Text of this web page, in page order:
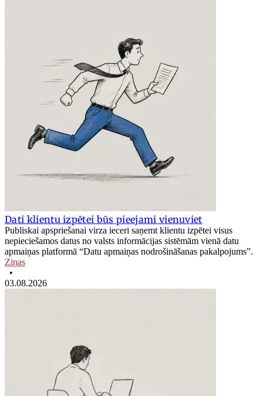
Dati klientu izpētei būs pieejami vienuviet
Publiskai apspriešanai virza ieceri saņemt klientu izpētei visus
nepieciešamos datus no valsts informācijas sistēmām vienā datu
apmaiņas platformā “Datu apmaiņas nodrošināšanas pakalpojums”.
Ziņas
•
03.08.2026